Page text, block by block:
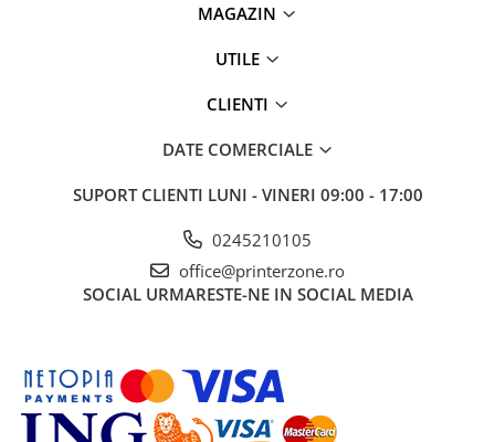
Laptop-uri 2 in 1
Piese si accesorii
Desktop PC
PC Office
MAGAZIN
UTILE
CLIENTI
DATE COMERCIALE
SUPORT CLIENTI LUNI - VINERI 09:00 - 17:00
0245210105
office@printerzone.ro
SOCIAL URMARESTE-NE IN SOCIAL MEDIA